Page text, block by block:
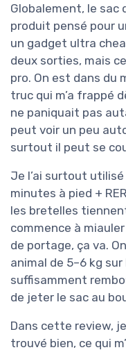
Globalement, le sac
produit pensé pour
un gadget ultra
deux sorties, mais
pro. On est dans du
truc qui m’a frappé
ne paniquait pas
peut voir un peu
surtout il peut se
Je l’ai surtout
minutes à pied +
les bretelles
commence à
de portage, ça va.
animal de 5–6 kg
suffisamment
de jeter le sac au
Dans cette review,
trouvé bien, ce qui